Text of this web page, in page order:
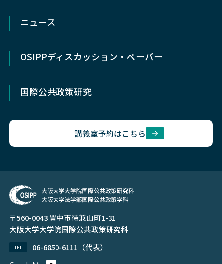
ポリシー
高大接続の取り組み
研究会
同窓会
ニュース
OSIPPディスカッション・ペーパー
国際公共政策研究
講義室予約はこちら
〒560-0043 豊中市待兼山町1-31
大阪大学大学院国際公共政策研究科
TEL 06-6850-6111（代表）